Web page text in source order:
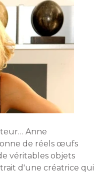
Anne
de réels œufs
véritables objets
d'une créatrice qui